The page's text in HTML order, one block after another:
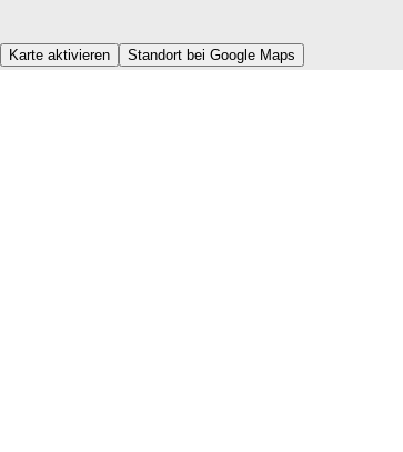
Karte aktivieren Standort bei Google Maps